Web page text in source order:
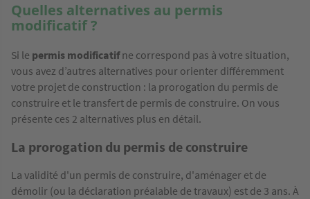
Quelles alternatives au permis
modificatif ?
Si le permis modificatifne correspond pas à votre situation,
vous avez d’autres alternatives pour orienter différemment
votre projet de construction : la prorogation du permis de
construire et le transfert de permis de construire. On vous
présente ces 2 alternatives plus en détail.
La prorogation du permis de construire
La validité d'un permis de construire, d'aménager et de
démolir (ou la déclaration préalable de travaux) est de 3 ans. À